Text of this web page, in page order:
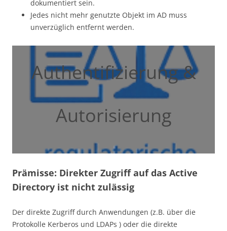
dokumentiert sein.
Jedes nicht mehr genutzte Objekt im AD muss
unverzüglich entfernt werden.
Authentifizierung &
Autorisierung
Prämisse: Direkter Zugriff auf das Active
Directory ist nicht zulässig
Der direkte Zugriff durch Anwendungen (z.B. über die
Protokolle Kerberos und LDAPs ) oder die direkte